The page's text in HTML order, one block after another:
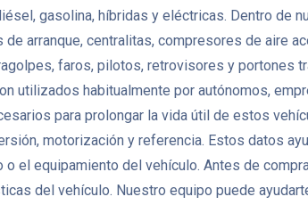
gasolina, híbridas y eléctricas. Dentro de
arranque, centralitas, compresores de aire
faros, pilotos, retrovisores y portones
utilizados habitualmente por autónomos,
para prolongar la vida útil de estos
motorización y referencia. Estos datos
el equipamiento del vehículo. Antes de
del vehículo. Nuestro equipo puede